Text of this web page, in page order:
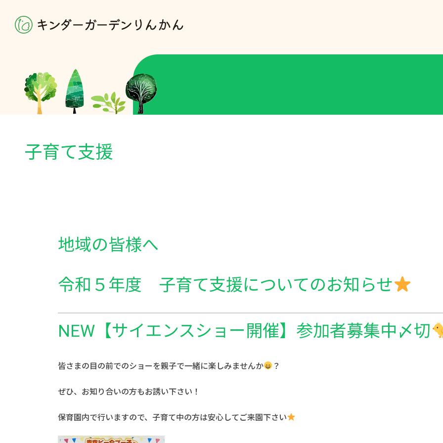
子育て支援
地域の皆様へ
令和５年度 子育て支援についてのお知らせ
NEW【サイエンスショー開催】参加者募集中〆切
皆さまの目の前でのショーを親子で一緒に楽しみませんか ？
ぜひ、お知り合いの方もお誘い下さい！
保育園内で行いますので、子育て中の方は安心してご来園下さい